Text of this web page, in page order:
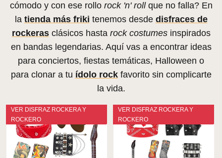
cómodo y con ese rollo rock 'n' rollque no falla? En
la tienda más friki tenemos desde disfraces de
rockerasclásicos hasta rock costumesinspirados
en bandas legendarias. Aquí vas a encontrar ideas
para conciertos, fiestas temáticas, Halloween o
para clonar a tu ídolo rockfavorito sin complicarte
la vida.
VER DISFRAZ ROCKERA Y
ROCKERO
VER DISFRAZ ROCKERA Y
ROCKERO